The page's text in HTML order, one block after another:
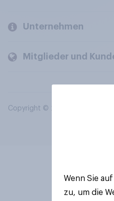
Unternehmen
Mitglieder und
Copyright © 2026 YouGov PLC.
Wenn Sie
zu, um die